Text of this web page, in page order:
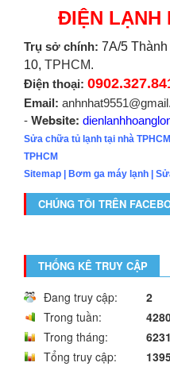
ĐIỆN LẠNH
Trụ sở chính: 7A/5
10, TPHCM.
Điện thoại:
Email:
- Website:
Sửa chữa tủ lạnh tại nhà TPHCM
TPHCM
Sitemap | Bơm ga máy lạnh |
CHÚNG TÔI TRÊN
THỐNG KÊ TRUY CẬP
Đang truy cập:
2
Trong tuần:
Trong tháng:
6231
Tổng truy cập: